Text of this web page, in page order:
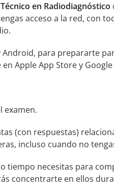
en Radiodiagnóstico
acceso a la red, con
Android, para prepararte
Apple App Store y Google
examen.
(con respuestas)
incluso cuando no
necesitas para
concentrarte en ellos